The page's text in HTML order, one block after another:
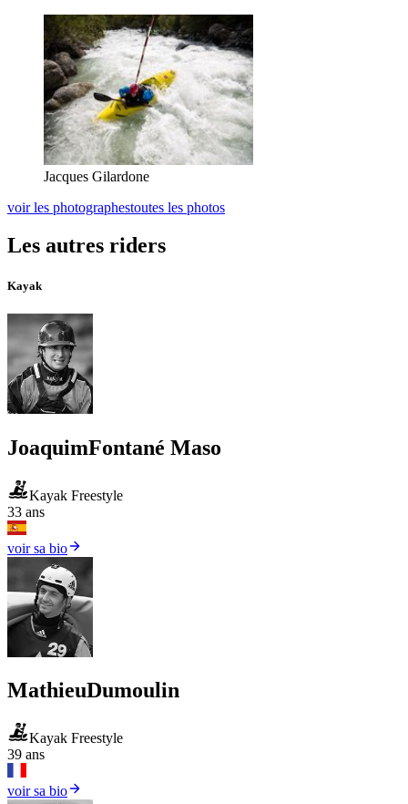
Jacques Gilardone
voir les photographestoutes les photos
Les autres riders
Kayak
JoaquimFontané Maso
Kayak Freestyle
33 ans
voir sa bio
MathieuDumoulin
Kayak Freestyle
39 ans
voir sa bio